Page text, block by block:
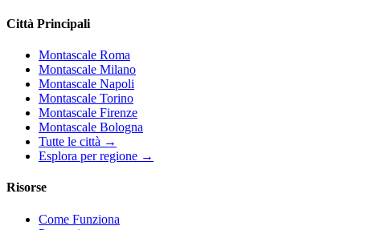
Città Principali
Montascale Roma
Montascale Milano
Montascale Napoli
Montascale Torino
Montascale Firenze
Montascale Bologna
Tutte le città →
Esplora per regione →
Risorse
Come Funziona